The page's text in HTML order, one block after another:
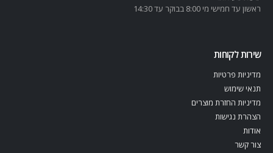
ראשון עד חמישי מי 8:00 בבוקר עד 14:30
שירות לקוחות
מדיניות פרטיות
תנאי שימוש
מדיניות החזרת מוצרים
הצהרת נגישות
אודות
צור קשר